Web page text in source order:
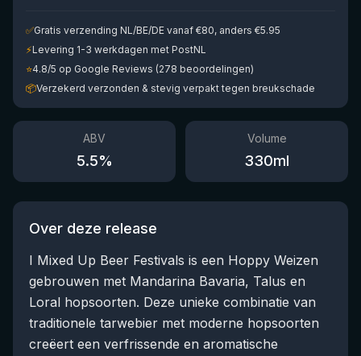
✅Gratis verzending NL/BE/DE vanaf €80, anders €5.95
⚡Levering 1-3 werkdagen met PostNL
⭐4.8/5 op Google Reviews (278 beoordelingen)
📦Verzekerd verzonden & stevig verpakt tegen breukschade
ABV
5.5%
Volume
330ml
Over deze release
I Mixed Up Beer Festivals is een Hoppy Weizen
gebrouwen met Mandarina Bavaria, Talus en
Loral hopsoorten. Deze unieke combinatie van
traditionele tarwebier met moderne hopsoorten
creëert een verfrissende en aromatische